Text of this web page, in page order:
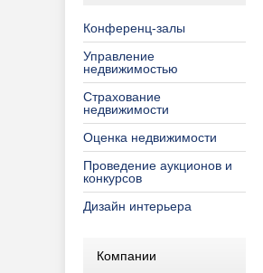
Конференц-залы
Управление
недвижимостью
Страхование
недвижимости
Оценка недвижимости
Проведение аукционов и
конкурсов
Дизайн интерьера
Компании